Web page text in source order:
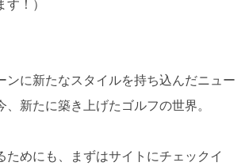
！）
ンに新たなスタイルを持ち込んだニュー
、新たに築き上げたゴルフの世界。
ためにも、まずはサイトにチェックイ